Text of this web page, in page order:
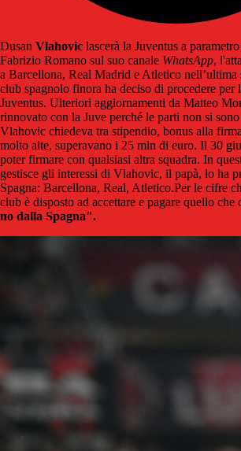
Dusan Vlahovic lascerà la Juventus a
Fabrizio Romano sul suo canale WhatsApp,
a Barcellona, Real Madrid e Atletico nell’ultima
club spagnolo finora ha deciso di procedere per
Juventus. Ulteriori aggiornamenti da Matteo
rinnovato con la Juve perché le parti non si
Vlahovic chiedeva tra stipendio, bonus alla
molto alte, superavano i 25 mln di euro. Il 30
poter firmare con qualsiasi altra squadra. In
gestisce gli interessi di Vlahovic, il papà, lo ha
Spagna: Barcellona, Real, Atletico.Per le cifre
club è disposto ad accettare e pagare quello che
no dalla Spagna".